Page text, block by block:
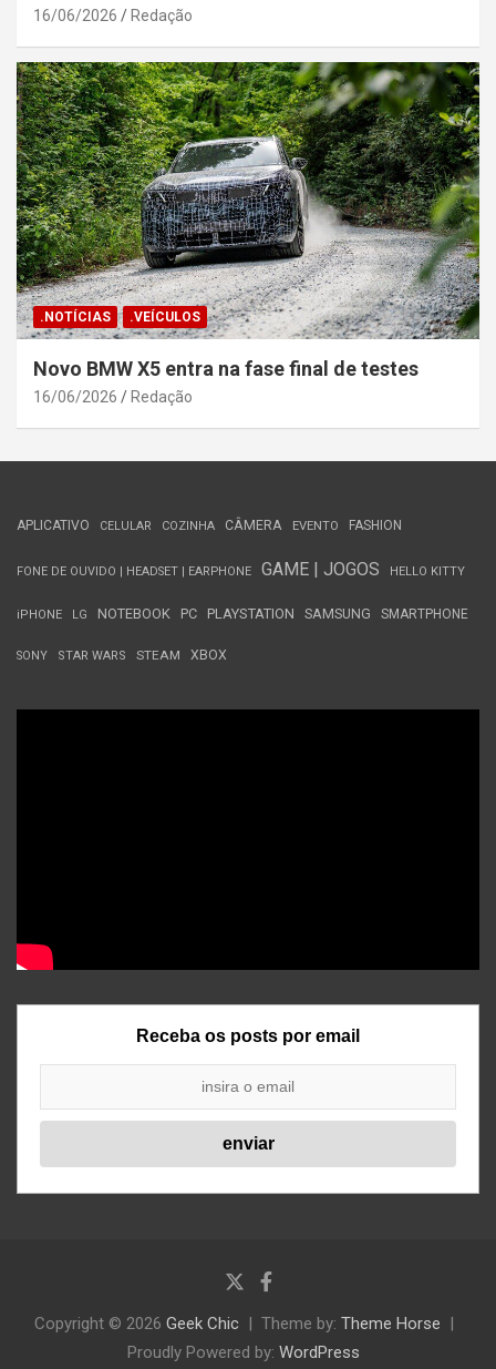
16/06/2026 Redação
.NOTÍCIAS .VEÍCULOS
Novo BMW X5 entra na fase final de testes
16/06/2026 Redação
APLICATIVO CELULAR COZINHA CÂMERA EVENTO FASHION
FONE DE OUVIDO | HEADSET | EARPHONE GAME | JOGOS HELLO KITTY
iPHONE LG NOTEBOOK PC PLAYSTATION SAMSUNG SMARTPHONE
SONY STAR WARS STEAM XBOX
Receba os posts por email
Copyright © 2026 Geek Chic Theme by: Theme Horse
Proudly Powered by: WordPress